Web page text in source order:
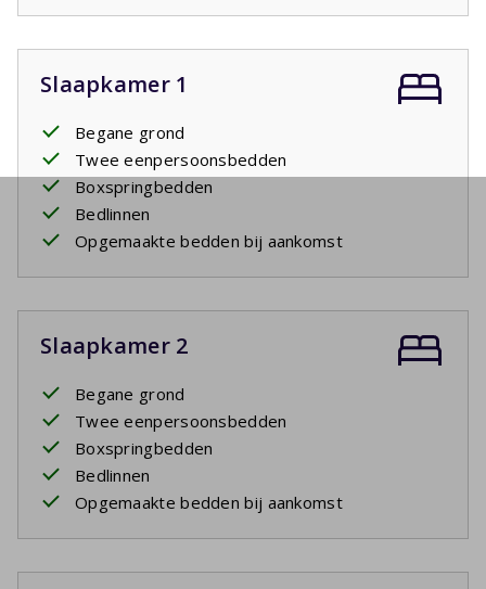
Slaapkamer 1
Begane grond
Twee eenpersoonsbedden
Boxspringbedden
Bedlinnen
Opgemaakte bedden bij aankomst
Slaapkamer 2
Begane grond
Twee eenpersoonsbedden
Boxspringbedden
Bedlinnen
Opgemaakte bedden bij aankomst